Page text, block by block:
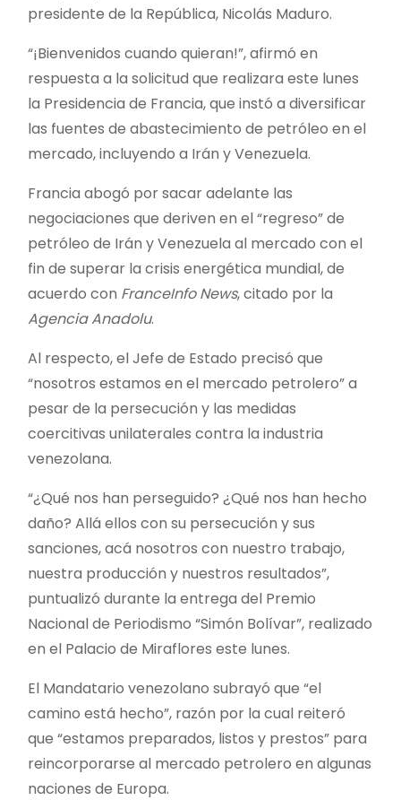
presidente de la República, Nicolás Maduro.
“¡Bienvenidos cuando quieran!”, afirmó en
respuesta a la solicitud que realizara este lunes
la Presidencia de Francia, que instó a diversificar
las fuentes de abastecimiento de petróleo en el
mercado, incluyendo a Irán y Venezuela.
Francia abogó por sacar adelante las
negociaciones que deriven en el “regreso” de
petróleo de Irán y Venezuela al mercado con el
fin de superar la crisis energética mundial, de
acuerdo con FranceInfo News, citado por la
Agencia Anadolu.
Al respecto, el Jefe de Estado precisó que
“nosotros estamos en el mercado petrolero” a
pesar de la persecución y las medidas
coercitivas unilaterales contra la industria
venezolana.
“¿Qué nos han perseguido? ¿Qué nos han hecho
daño? Allá ellos con su persecución y sus
sanciones, acá nosotros con nuestro trabajo,
nuestra producción y nuestros resultados”,
puntualizó durante la entrega del Premio
Nacional de Periodismo “Simón Bolívar”, realizado
en el Palacio de Miraflores este lunes.
El Mandatario venezolano subrayó que “el
camino está hecho”, razón por la cual reiteró
que “estamos preparados, listos y prestos” para
reincorporarse al mercado petrolero en algunas
naciones de Europa.